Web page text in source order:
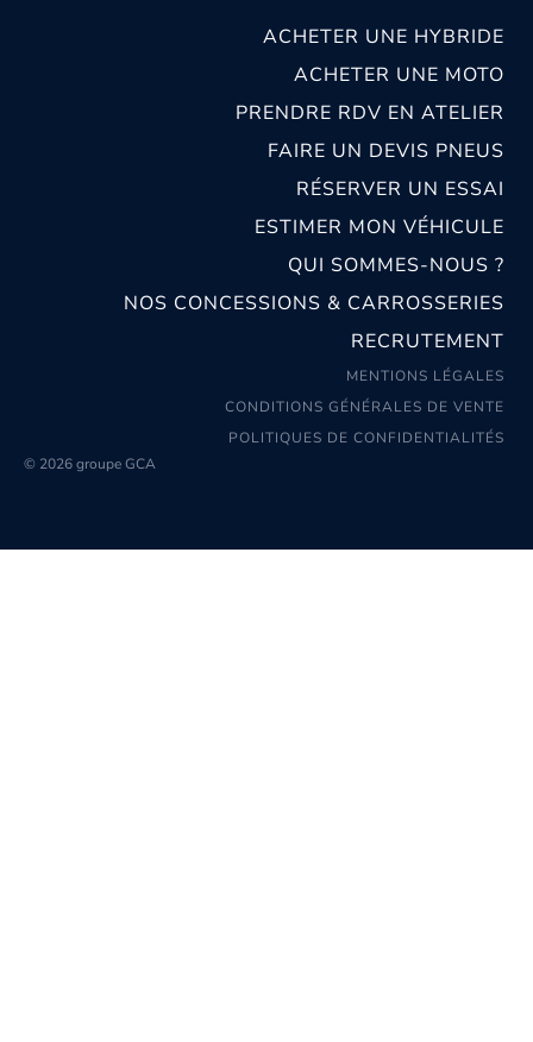
ACHETER UNE HYBRIDE
ACHETER UNE MOTO
PRENDRE RDV EN ATELIER
FAIRE UN DEVIS PNEUS
RÉSERVER UN ESSAI
ESTIMER MON VÉHICULE
QUI SOMMES-NOUS ?
NOS CONCESSIONS & CARROSSERIES
RECRUTEMENT
MENTIONS LÉGALES
CONDITIONS GÉNÉRALES DE VENTE
POLITIQUES DE CONFIDENTIALITÉS
© 2026 groupe GCA